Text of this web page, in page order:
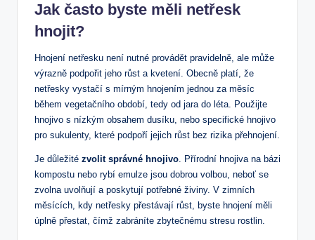
Jak často byste měli netřesk
hnojit?
Hnojení netřesku není nutné provádět pravidelně, ale může
výrazně podpořit jeho růst a kvetení. Obecně platí, že
netřesky vystačí s mírným hnojením jednou za měsíc
během vegetačního období, tedy od jara do léta. Použijte
hnojivo s nízkým obsahem dusíku, nebo specifické hnojivo
pro sukulenty, které podpoří jejich růst bez rizika přehnojení.
Je důležité zvolit správné hnojivo. Přírodní hnojiva na bázi
kompostu nebo rybí emulze jsou dobrou volbou, neboť se
zvolna uvolňují a poskytují potřebné živiny. V zimních
měsících, kdy netřesky přestávají růst, byste hnojení měli
úplně přestat, čímž zabráníte zbytečnému stresu rostlin.